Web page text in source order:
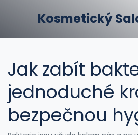
Kosmetický
Jak zabít
jednoduché
bezpečnou